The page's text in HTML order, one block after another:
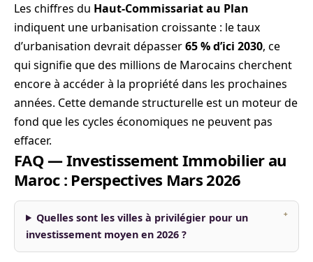
Les chiffres du Haut-Commissariat au Plan
indiquent une urbanisation croissante : le taux
d’urbanisation devrait dépasser65 % d’ici 2030, ce
qui signifie que des millions de Marocains cherchent
encore à accéder à la propriété dans les prochaines
années. Cette demande structurelle est un moteur de
fond que les cycles économiques ne peuvent pas
effacer.
FAQ — Investissement Immobilier au
Maroc : Perspectives Mars 2026
Quelles sont les villes à privilégier pour un
investissement moyen en 2026 ?